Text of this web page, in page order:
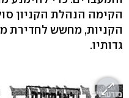
הקימה הנהלת הקניון
הקניות, מחשש לחדירת
גדותיו.